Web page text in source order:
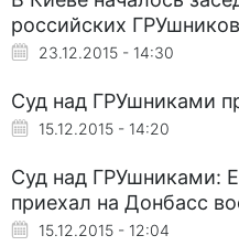
российских ГРУшников
23.12.2015 - 14:30
Суд над ГРУшниками
15.12.2015 - 14:20
Суд над ГРУшниками:
приехал на Донбасс
15.12.2015 - 12:04